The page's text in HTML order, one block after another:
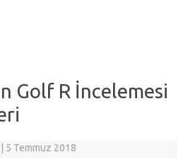
Golf R İncelemesi
5 Temmuz 2018